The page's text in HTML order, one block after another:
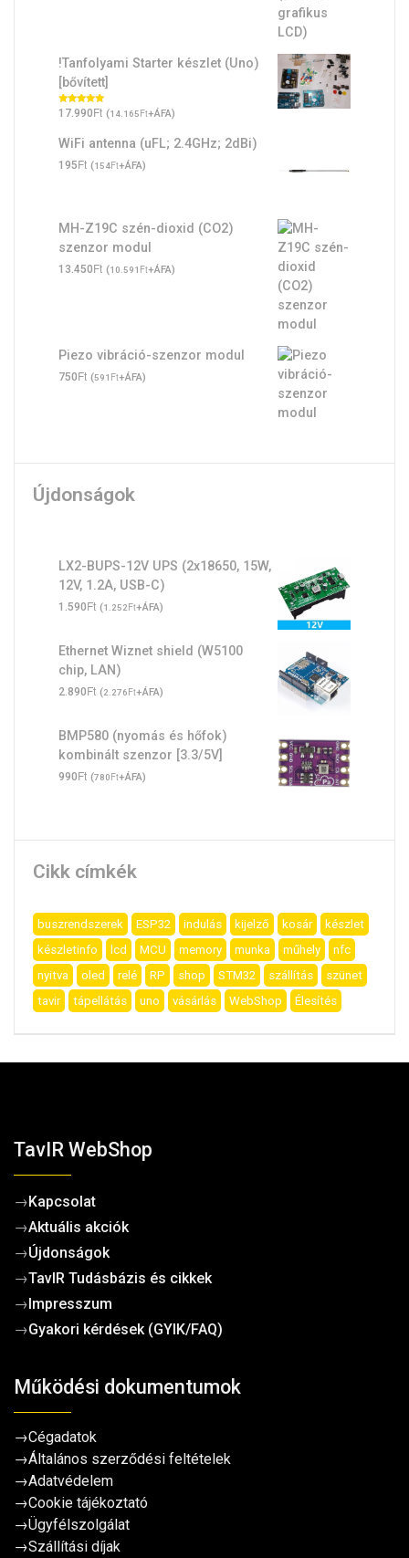
!Tanfolyami Starter készlet (Uno)
[bővített]
Értékelés:
5.00 / 5
17.990Ft (14.165Ft+ÁFA)
WiFi antenna (uFL; 2.4GHz; 2dBi)
195Ft (154Ft+ÁFA)
MH-Z19C szén-dioxid (CO2)
szenzor modul
13.450Ft (10.591 Ft+ÁFA)
Piezo vibráció-szenzor modul
750Ft (591 Ft+ÁFA)
Újdonságok
LX2-BUPS-12V UPS (2x18650, 15W,
12V, 1.2A, USB-C)
1.590Ft (1.252Ft+ÁFA)
Ethernet Wiznet shield (W5100
chip, LAN)
2.890Ft (2.276Ft+ÁFA)
BMP580 (nyomás és hőfok)
kombinált szenzor [3.3/5V]
990Ft (780Ft+ÁFA)
Cikk címkék
buszrendszerek ESP32 indulás kijelző kosár
készlet
készletinfo
lcd MCU memory munka műhely
nfc
nyitva
oled relé RP shop STM32 szállítás
szünet
tavir
tápellátás uno vásárlás WebShop Élesítés
TavIR WebShop
→Kapcsolat
→Aktuális akciók
→Újdonságok
→TavIR Tudásbázis és cikkek
→Impresszum
→Gyakori kérdések (GYIK/FAQ)
Működési dokumentumok
→Cégadatok
→Általános szerződési feltételek
→Adatvédelem
→Cookie tájékoztató
→Ügyfélszolgálat
→Szállítási díjak